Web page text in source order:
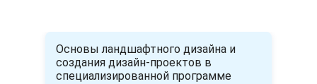
Основы ландшафтного дизайна и
создания дизайн-проектов в
специализированной программе